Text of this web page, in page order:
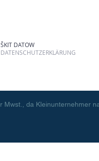
ŠKIT DATOW
DATENSCHUTZERKLÄRUNG
Mwst., da Kleinunternehmer